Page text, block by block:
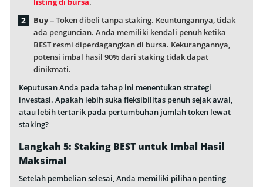
Buy –Token dibeli tanpa staking. Keuntungannya, tidak
ada penguncian. Anda memiliki kendali penuh ketika
BEST resmi diperdagangkan di bursa. Kekurangannya,
potensi imbal hasil 90% dari staking tidak dapat
dinikmati.
Keputusan Anda pada tahap ini menentukan strategi
investasi. Apakah lebih suka fleksibilitas penuh sejak awal,
atau lebih tertarik pada pertumbuhan jumlah token lewat
staking?
Langkah 5: Staking BEST untuk Imbal Hasil
Maksimal
Setelah pembelian selesai, Anda memiliki pilihan penting